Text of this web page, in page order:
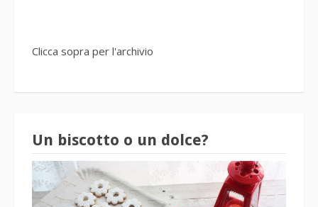
Clicca sopra per l'archivio
Un biscotto o un dolce?